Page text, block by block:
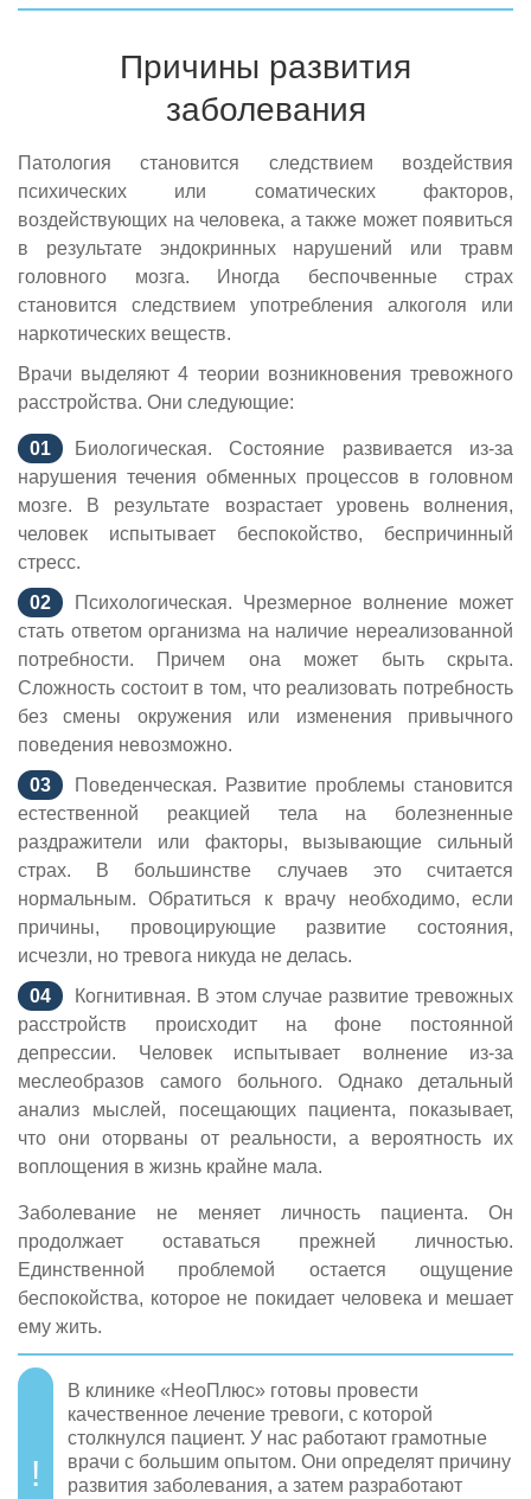
Причины развития
заболевания
Патология становится следствием воздействия
психических или соматических факторов,
воздействующих на человека, а также может появиться
в результате эндокринных нарушений или травм
головного мозга. Иногда беспочвенные страх
становится следствием употребления алкоголя или
наркотических веществ.
Врачи выделяют 4 теории возникновения тревожного
расстройства. Они следующие:
Биологическая. Состояние развивается из-за
нарушения течения обменных процессов в головном
мозге. В результате возрастает уровень волнения,
человек испытывает беспокойство, беспричинный
стресс.
Психологическая. Чрезмерное волнение может
стать ответом организма на наличие нереализованной
потребности. Причем она может быть скрыта.
Сложность состоит в том, что реализовать потребность
без смены окружения или изменения привычного
поведения невозможно.
Поведенческая. Развитие проблемы становится
естественной реакцией тела на болезненные
раздражители или факторы, вызывающие сильный
страх. В большинстве случаев это считается
нормальным. Обратиться к врачу необходимо, если
причины, провоцирующие развитие состояния,
исчезли, но тревога никуда не делась.
Когнитивная. В этом случае развитие тревожных
расстройств происходит на фоне постоянной
депрессии. Человек испытывает волнение из-за
меслеобразов самого больного. Однако детальный
анализ мыслей, посещающих пациента, показывает,
что они оторваны от реальности, а вероятность их
воплощения в жизнь крайне мала.
Заболевание не меняет личность пациента. Он
продолжает оставаться прежней личностью.
Единственной проблемой остается ощущение
беспокойства, которое не покидает человека и мешает
ему жить.
В клинике «НеоПлюс» готовы провести
качественное лечение тревоги, с которой
столкнулся пациент. У нас работают грамотные
врачи с большим опытом. Они определят причину
развития заболевания, а затем разработают